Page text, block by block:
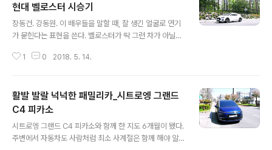
현대 벨로스터 시승기
장동건. 강동원. 이 배우들을 말할 때, 잘 생긴 얼굴로 연기
가 묻힌다는 표현을 쓴다. 벨로스터가 딱 그런 차가 아닐
델였지만, 호불호가 강했던 디자인으로 다른 매력이 묻혔
디자인도 매력적으로 바뀌고,이전 모델의 아이덴티티를 유
지하기 위해 기존모델과 같은 ‘1+2’ 도어로 차량 왼쪽에는
하나의 도어, 오른쪽에는 두 개를 장착하는 형태를 유지 및
뒤 범퍼 중앙 하단에 트윈 팁 머플러를 설치하는 등 벨로스
터만의 개성에 대한 자신감이 곳곳에 보인다. 가장 큰 매력
1 0 2018. 5. 14.
활발 발랄 넉넉한 패밀리카_시트로엥 그랜드
C4 피카소
시트로엥 그랜드 C4 피카소와 함께 한 지도 6개월이 됐다.
주변에서 자동차도 사람처럼 최소 사계절은 함께 해야 알